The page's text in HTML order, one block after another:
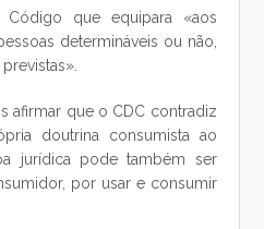
que equipara «aos
determináveis ou não,
afirmar que o CDC contradiz
doutrina consumista ao
jurídica pode também ser
por usar e consumir